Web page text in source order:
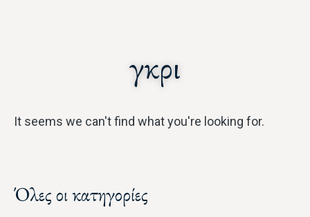
γκρι
It seems we can't find what you're looking for.
Όλες οι κατηγορίες